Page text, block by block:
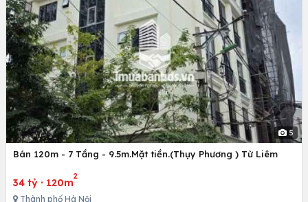
5
Bán 120m - 7 Tầng - 9.5m.Mặt tiền.(Thụy Phương ) Từ Liêm
34 tỷ · 120m
2
Thành phố Hà Nội